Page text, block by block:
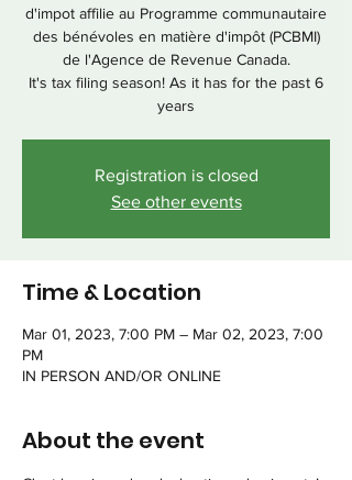
d'impot affilie au Programme communautaire
des bénévoles en matière d'impôt (PCBMI)
de l'Agence de Revenue Canada.
It's tax filing season! As it has for the past 6
years
Registration is closed
See other events
Time & Location
Mar 01, 2023, 7:00 PM – Mar 02, 2023, 7:00
PM
IN PERSON AND/OR ONLINE
About the event